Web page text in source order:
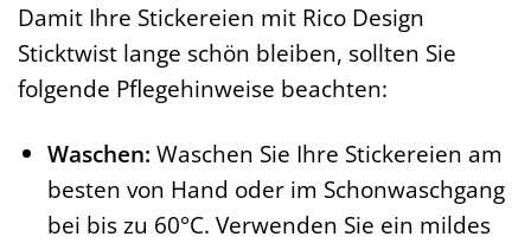
Damit Ihre Stickereien mit Rico Design
Sticktwist lange schön bleiben, sollten Sie
folgende Pflegehinweise beachten:
Waschen: Waschen Sie Ihre Stickereien am
besten von Hand oder im Schonwaschgang
bei bis zu 60°C. Verwenden Sie ein mildes